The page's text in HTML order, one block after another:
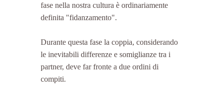
fase nella nostra cultura è ordinariamente
definita "fidanzamento".
Durante questa fase la coppia, considerando
le inevitabili differenze e somiglianze tra i
partner, deve far fronte a due ordini di
compiti.